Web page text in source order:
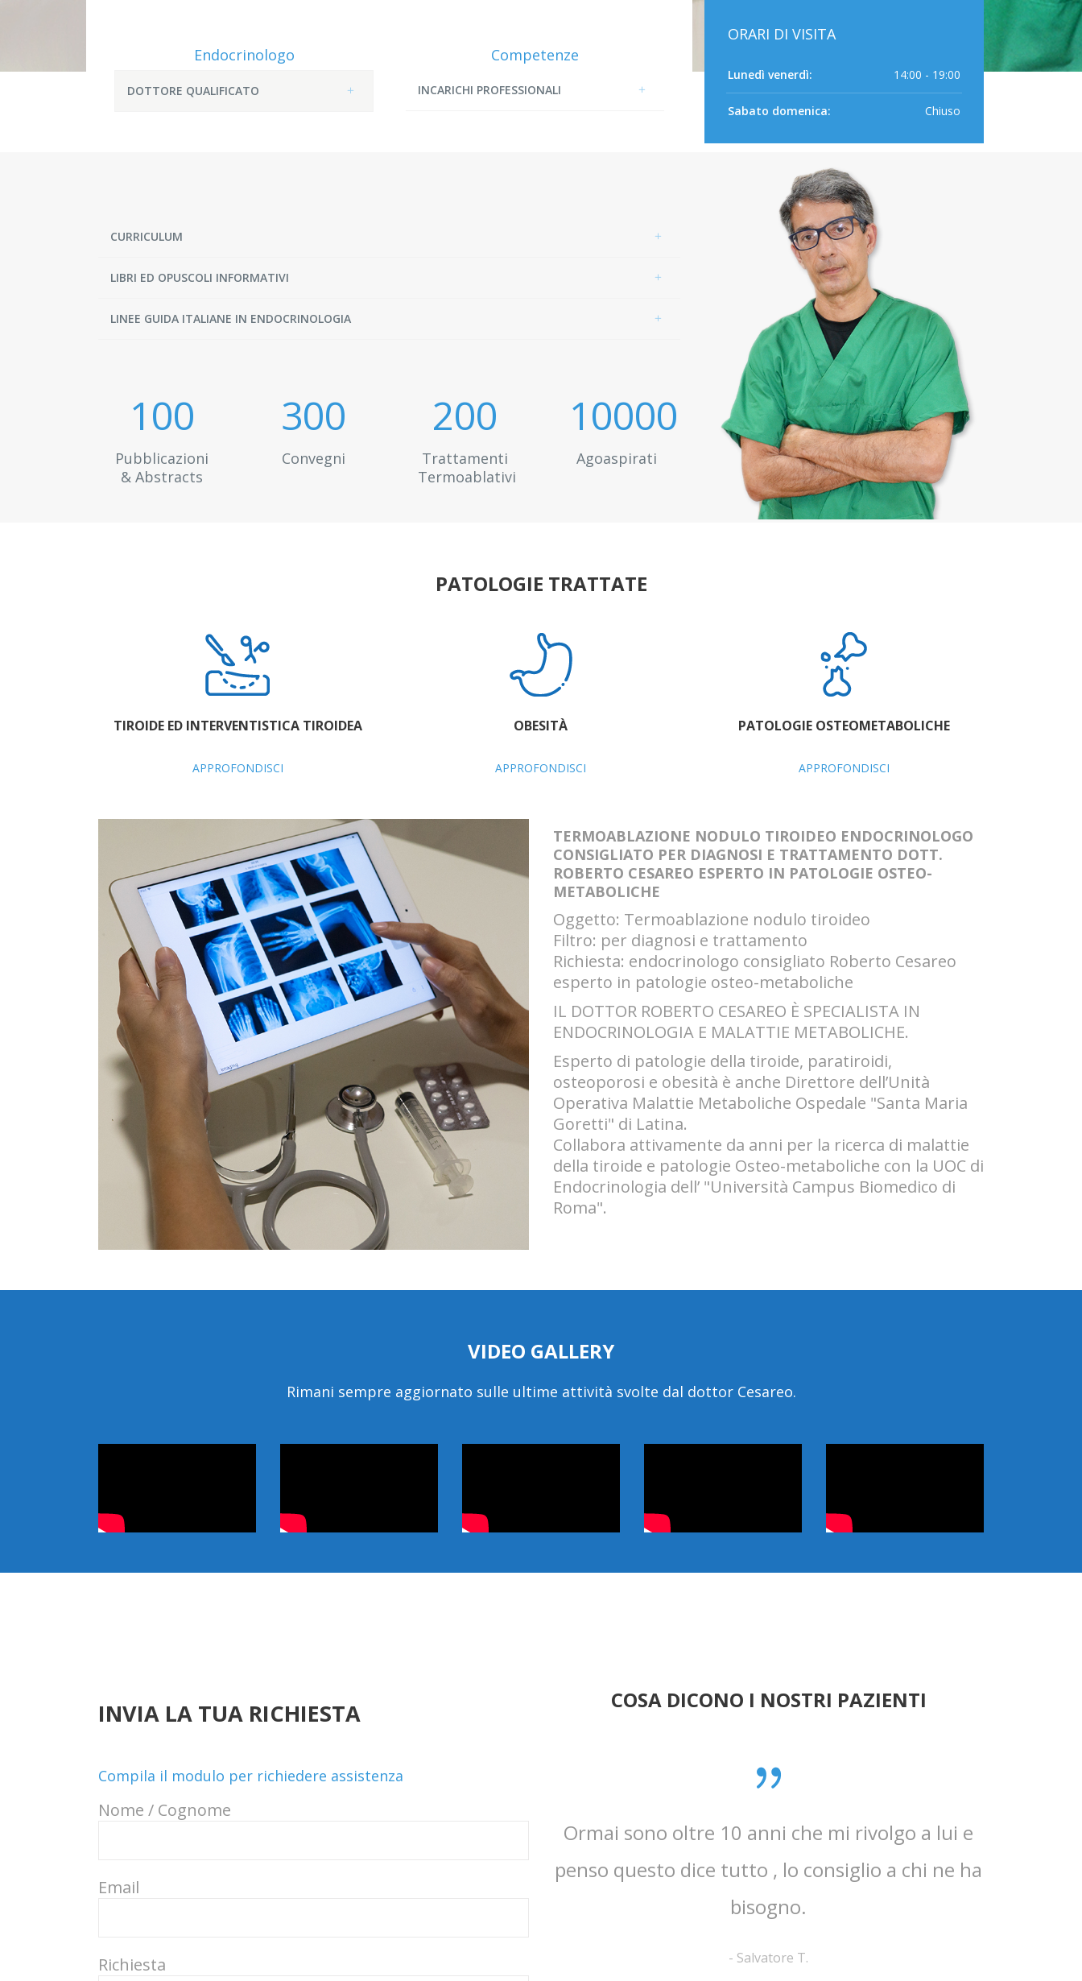
Endocrinologo
DOTTORE QUALIFICATO
Competenze
INCARICHI PROFESSIONALI
ORARI DI VISITA
Lunedì venerdì: 14:00 - 19:00
Sabato domenica: Chiuso
CURRICULUM
LIBRI ED OPUSCOLI INFORMATIVI
LINEE GUIDA ITALIANE IN ENDOCRINOLOGIA
100
Pubblicazioni
& Abstracts
300
Convegni
200
Trattamenti
Termoablativi
10000
Agoaspirati
PATOLOGIE TRATTATE
TIROIDE ED INTERVENTISTICA TIROIDEA
APPROFONDISCI
OBESITÀ
APPROFONDISCI
PATOLOGIE OSTEOMETABOLICHE
APPROFONDISCI
TERMOABLAZIONE NODULO TIROIDEO ENDOCRINOLOGO
CONSIGLIATO PER DIAGNOSI E TRATTAMENTO DOTT.
ROBERTO CESAREO ESPERTO IN PATOLOGIE OSTEO-
METABOLICHE
Oggetto: Termoablazione nodulo tiroideo
Filtro: per diagnosi e trattamento
Richiesta: endocrinologo consigliato Roberto Cesareo
esperto in patologie osteo-metaboliche
IL DOTTOR ROBERTO CESAREO È SPECIALISTA IN
ENDOCRINOLOGIA E MALATTIE METABOLICHE.
Esperto di patologie della tiroide, paratiroidi,
osteoporosi e obesità è anche Direttore dell’Unità
Operativa Malattie Metaboliche Ospedale "Santa Maria
Goretti" di Latina.
Collabora attivamente da anni per la ricerca di malattie
della tiroide e patologie Osteo-metaboliche con la UOC di
Endocrinologia dell’ "Università Campus Biomedico di
Roma".
VIDEO GALLERY
Rimani sempre aggiornato sulle ultime attività svolte dal dottor Cesareo.
INVIA LA TUA RICHIESTA
Compila il modulo per richiedere assistenza
Nome / Cognome
Email
Richiesta
COSA DICONO I NOSTRI PAZIENTI
Ormai sono oltre 10 anni che mi rivolgo a lui e
penso questo dice tutto , lo consiglio a chi ne ha
bisogno.
- Salvatore T.